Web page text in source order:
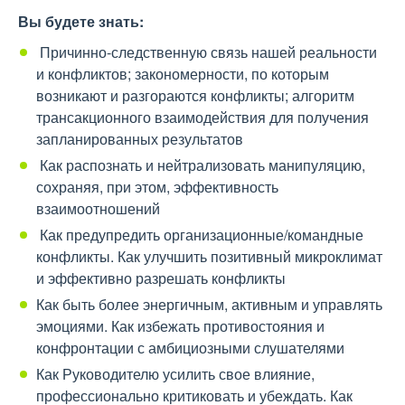
Вы будете знать:
Причинно-следственную связь нашей реальности
и конфликтов; закономерности, по которым
возникают и разгораются конфликты; алгоритм
трансакционного взаимодействия для получения
запланированных результатов
Как распознать и нейтрализовать манипуляцию,
сохраняя, при этом, эффективность
взаимоотношений
Как предупредить организационные/командные
конфликты. Как улучшить позитивный микроклимат
и эффективно разрешать конфликты
Как быть более энергичным, активным и управлять
эмоциями. Как избежать противостояния и
конфронтации с амбициозными слушателями
Как Руководителю усилить свое влияние,
профессионально критиковать и убеждать. Как